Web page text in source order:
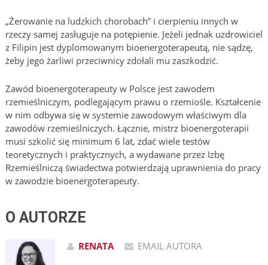
„Żerowanie na ludzkich chorobach” i cierpieniu innych w
rzeczy samej zasługuje na potępienie. Jeżeli jednak uzdrowiciel
z Filipin jest dyplomowanym bioenergoterapeutą, nie sądzę,
żeby jego żarliwi przeciwnicy zdołali mu zaszkodzić.
Zawód bioenergoterapeuty w Polsce jest zawodem
rzemieślniczym, podlegającym prawu o rzemiośle. Kształcenie
w nim odbywa się w systemie zawodowym właściwym dla
zawodów rzemieślniczych. Łącznie, mistrz bioenergoterapii
musi szkolić się minimum 6 lat, zdać wiele testów
teoretycznych i praktycznych, a wydawane przez Izbę
Rzemieślniczą świadectwa potwierdzają uprawnienia do pracy
w zawodzie bioenergoterapeuty.
O AUTORZE
RENATA EMAIL AUTORA